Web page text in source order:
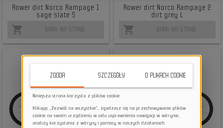
Rower dirt Norco Rampage 1
sage slate S
shopping_cart BRAK NA STANIE
Rower dirt Norco Rampage 2
dirt grey L
shopping_cart BRAK NA STANIE
ZGODA SZCZEGÓŁY O PLIKACH COOKIE
Niniejsza strona korzysta z plików cookie
Klikając „Zezwól na wszystkie”, zgadzasz się na przechowywanie plików
cookie na swoim urządzeniu w celu usprawnienia nawigacji w witrynie,
analizy korzystania z witryny i pomocy w naszych działaniach